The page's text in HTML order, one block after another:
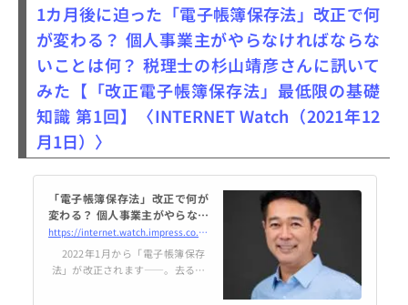
ループ会社とともに、新会社・vi
viON（ヴィヴ...
1カ月後に迫った「電子帳簿保存法」改正で何
が変わる？ 個人事業主がやらなければならな
いことは何？ 税理士の杉山靖彦さんに訊いて
みた【「改正電子帳簿保存法」最低限の基礎
知識 第1回】〈INTERNET Watch（2021年12
月1日）〉
「電子帳簿保存法」改正で何が
変わる？ 個人事業主がやらなけ
ればならないことは何？ 税理士
の杉山靖彦さんに訊いてみた
【フリーランスも知っておくべ
き「改正電子帳簿...
https://internet.watch.impress.co.jp/docs/special/denshichobo/1370106.html
2022年1月から「電子帳簿保存
法」が改正されます――。去る記